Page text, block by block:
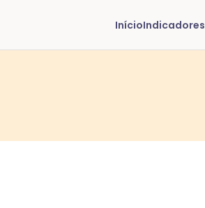
InícioIndicadores